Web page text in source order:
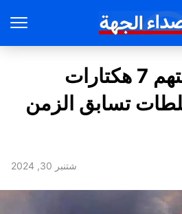
حريق غابوي يلتهم 7 هكتارات
تسابق الزمن
شتنبر 30, 2024